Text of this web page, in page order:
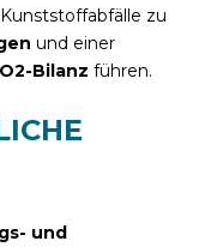
zu
und einer
Bilanz führen.
und